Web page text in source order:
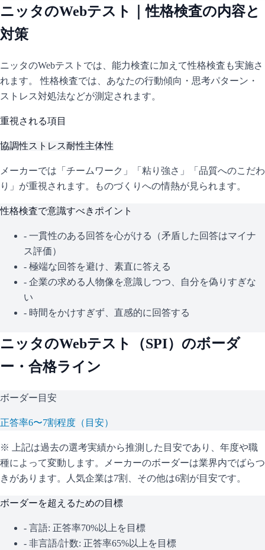
ニッタのWebテスト｜性格検査の内容と
対策
ニッタのWebテストでは、能力検査に加えて性格検査も実施さ
れます。 性格検査では、あなたの行動傾向・思考パターン・
ストレス対処法などが測定されます。
重視される項目
協調性ストレス耐性主体性
メーカーでは「チームワーク」「粘り強さ」「品質へのこだわ
り」が重視されます。ものづくりへの情熱が見られます。
性格検査で意識すべきポイント
- 一貫性のある回答を心がける（矛盾した回答はマイナ
ス評価）
- 極端な回答を避け、素直に答える
- 企業の求める人物像を意識しつつ、自分を偽りすぎな
い
- 時間をかけすぎず、直感的に回答する
ニッタのWebテスト（SPI）のボーダ
ー・合格ライン
ボーダー目安
正答率6〜7割程度（目安）
※ 上記は過去の選考実績から推測した目安であり、年度や職
種によって変動します。
メーカーのボーダーは業界内でばらつ
きがあります。人気企業は7割、その他は6割が目安です。
ボーダーを超えるための目標
- 言語: 正答率70%以上を目標
- 非言語/計数: 正答率65%以上を目標